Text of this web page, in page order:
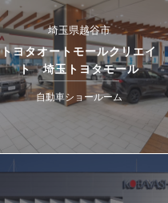
埼玉県越谷市
トヨタオートモールクリエイ
ト 埼玉トヨタモール
自動車ショールーム